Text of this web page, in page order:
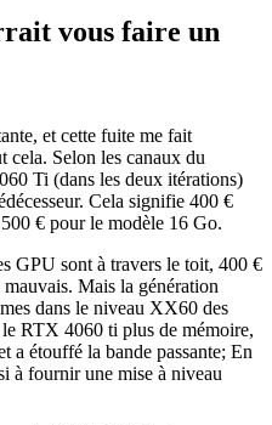
vous faire un
et cette fuite me fait
cela. Selon les canaux du
Ti (dans les deux itérations)
Cela signifie 400 €
€ pour le modèle 16 Go.
GPU sont à travers le toit, 400 €
Mais la génération
dans le niveau XX60 des
RTX 4060 ti plus de mémoire,
a étouffé la bande passante; En
à fournir une mise à niveau